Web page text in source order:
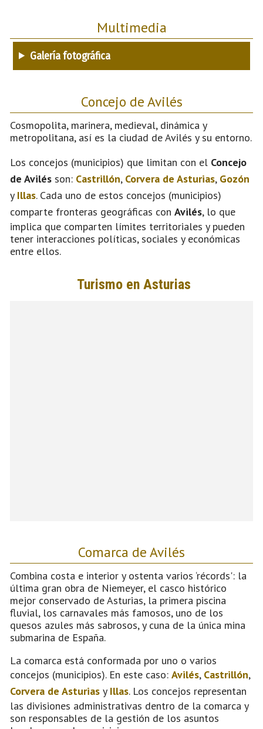
Multimedia
Galería fotográfica
Concejo de Avilés
Cosmopolita, marinera, medieval, dinámica y
metropolitana, así es la ciudad de Avilés y su entorno.
Los concejos (municipios) que limitan con el Concejo
de Avilés son: Castrillón, Corvera de Asturias, Gozón
y Illas. Cada uno de estos concejos (municipios)
comparte fronteras geográficas con Avilés, lo que
implica que comparten límites territoriales y pueden
tener interacciones políticas, sociales y económicas
entre ellos.
Comarca de Avilés
Combina costa e interior y ostenta varios ‘récords': la
última gran obra de Niemeyer, el casco histórico
mejor conservado de Asturias, la primera piscina
fluvial, los carnavales más famosos, uno de los
quesos azules más sabrosos, y cuna de la única mina
submarina de España.
La comarca está conformada por uno o varios
concejos (municipios). En este caso: Avilés, Castrillón,
Corvera de Asturias y Illas. Los concejos representan
las divisiones administrativas dentro de la comarca y
son responsables de la gestión de los asuntos